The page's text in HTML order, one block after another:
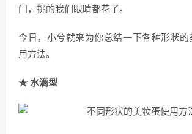
门，挑的我们眼睛都花了。
今日，小兮就来为你总结一下各种形状的
用方法。
★ 水滴型